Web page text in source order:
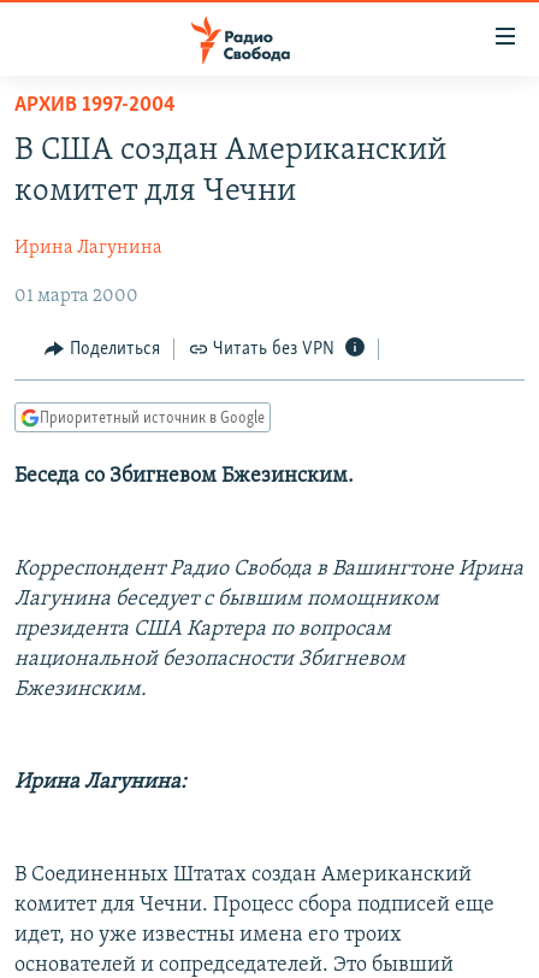
упрощенного
доступа
основному
Вернутся
главной
навигации
Вернутся
поиску
ЦИТАТЫ СВОБОДЫ
МНЕНИЯ
КУЛЬТУРА
IDEL.РЕАЛИИ
КАВКАЗ.РЕАЛИИ
СЕВЕР.РЕАЛИИ
РАСПИСАНИЕ ВЕЩАНИЯ
ПОДПИШИТЕСЬ НА РАССЫЛКУ
СОЦИАЛЬНЫЕ СЕТИ
АРХИВ 1997-2004
В США создан Американский
комитет для Чечни
Ирина Лагунина
01 марта 2000
Поделиться Читать без VPN
Приоритетный источник в Google
Беседа со Збигневом Бжезинским.
Корреспондент Радио Свобода в Вашингтоне Ирина
Лагунина беседует с бывшим помощником
президента США Картера по вопросам
национальной безопасности Збигневом
Бжезинским.
Ирина Лагунина:
В Соединенных Штатах создан Американский
комитет для Чечни. Процесс сбора подписей еще
идет, но уже известны имена его троих
основателей и сопредседателей. Это бывший